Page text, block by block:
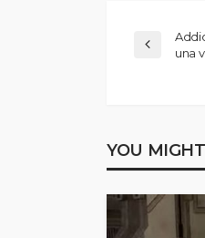
una
YOU